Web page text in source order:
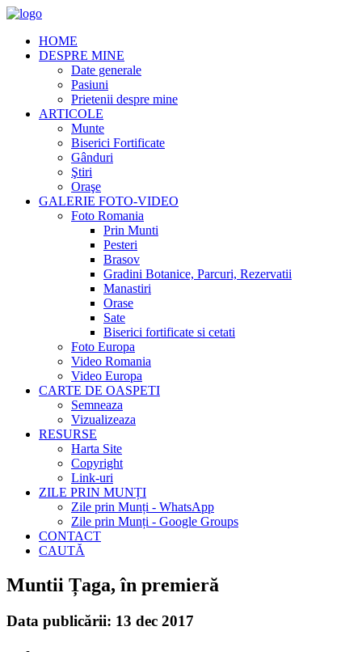
HOME
DESPRE MINE
Date generale
Pasiuni
Prietenii despre mine
ARTICOLE
Munte
Biserici Fortificate
Gânduri
Ştiri
Oraşe
GALERIE FOTO-VIDEO
Foto Romania
Prin Munti
Pesteri
Brasov
Gradini Botanice, Parcuri, Rezervatii
Manastiri
Orase
Sate
Biserici fortificate si cetati
Foto Europa
Video Romania
Video Europa
CARTE DE OASPETI
Semneaza
Vizualizeaza
RESURSE
Harta Site
Copyright
Link-uri
ZILE PRIN MUNȚI
Zile prin Munți - WhatsApp
Zile prin Munți - Google Groups
CONTACT
CAUTĂ
Muntii Țaga, în premieră
Data publicării: 13 dec 2017